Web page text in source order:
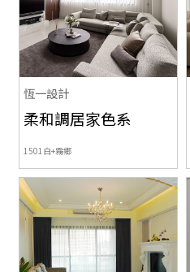
恆一設計
柔和調居家色系
1501白+霧鄉